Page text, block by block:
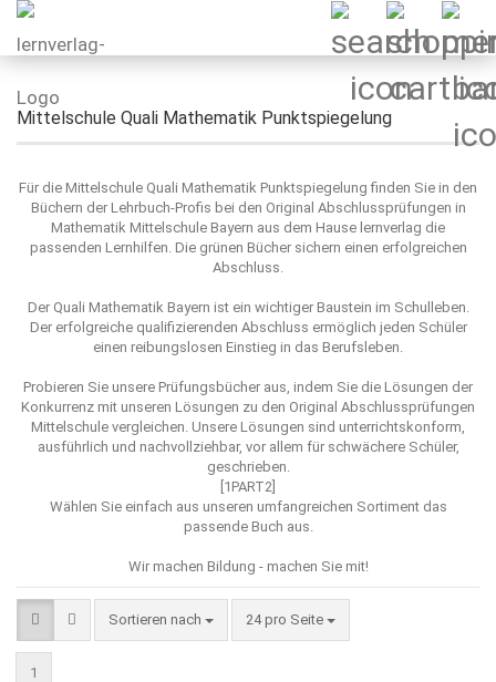
Mittelschule Quali Mathematik Punktspiegelung
Für die Mittelschule Quali Mathematik Punktspiegelung finden Sie in den
Büchern der Lehrbuch-Profis bei den Original Abschlussprüfungen in
Mathematik Mittelschule Bayern aus dem Hause lernverlag die
passenden Lernhilfen. Die grünen Bücher sichern einen erfolgreichen
Abschluss.
Der Quali Mathematik Bayern ist ein wichtiger Baustein im Schulleben.
Der erfolgreiche qualifizierenden Abschluss ermöglich jeden Schüler
einen reibungslosen Einstieg in das Berufsleben.
Probieren Sie unsere Prüfungsbücher aus, indem Sie die Lösungen der
Konkurrenz mit unseren Lösungen zu den Original Abschlussprüfungen
Mittelschule vergleichen. Unsere Lösungen sind unterrichtskonform,
ausführlich und nachvollziehbar, vor allem für schwächere Schüler,
geschrieben.
[1PART2]
Wählen Sie einfach aus unseren umfangreichen Sortiment das
passende Buch aus.
Wir machen Bildung - machen Sie mit!
Sortieren nach
Sortieren nach 24 pro Seite
pro Seite
1